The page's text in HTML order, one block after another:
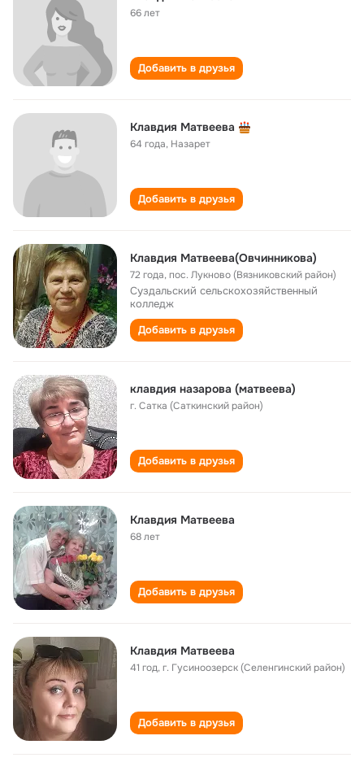
66 лет
Добавить в друзья
Клавдия Матвеева
64 года, Назарет
Добавить в друзья
Клавдия Матвеева(Овчинникова)
72 года,пос. Лукново (Вязниковский район)
Суздальский сельскохозяйственный
колледж
Добавить в друзья
клавдия назарова (матвеева)
г. Сатка (Саткинский район)
Добавить в друзья
Клавдия Матвеева
68 лет
Добавить в друзья
Клавдия Матвеева
41 год,г. Гусиноозерск (Селенгинский район)
Добавить в друзья